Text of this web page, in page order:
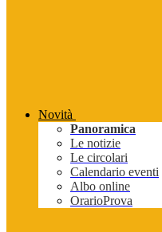
Novità
Panoramica
Le notizie
Le circolari
Calendario eventi
Albo online
OrarioProva